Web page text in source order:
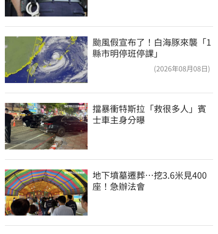
颱風假宣布了！白海豚來襲「1
縣市明停班停課」
(2026年08月08日)
擋暴衝特斯拉「救很多人」賓
士車主身分曝
地下墳墓遷葬…挖3.6米見400
座！急辦法會